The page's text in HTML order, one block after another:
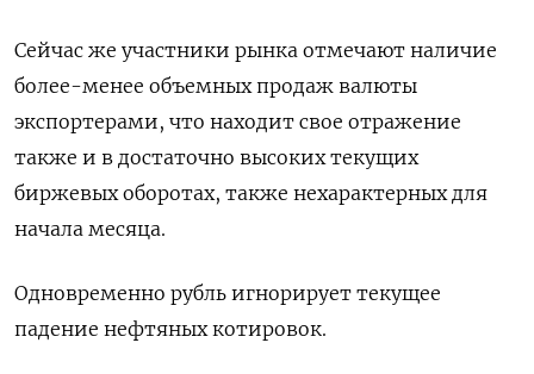
Сейчас же участники рынка отмечают наличие
более-менее объемных продаж валюты
экспортерами, что находит свое отражение
также и в достаточно высоких текущих
биржевых оборотах, также нехарактерных для
начала месяца.
Одновременно рубль игнорирует текущее
падение нефтяных котировок.